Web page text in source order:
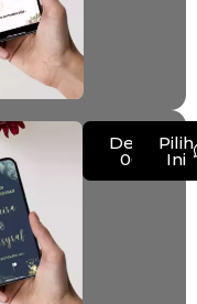
Demo
002
Pilih
Ini